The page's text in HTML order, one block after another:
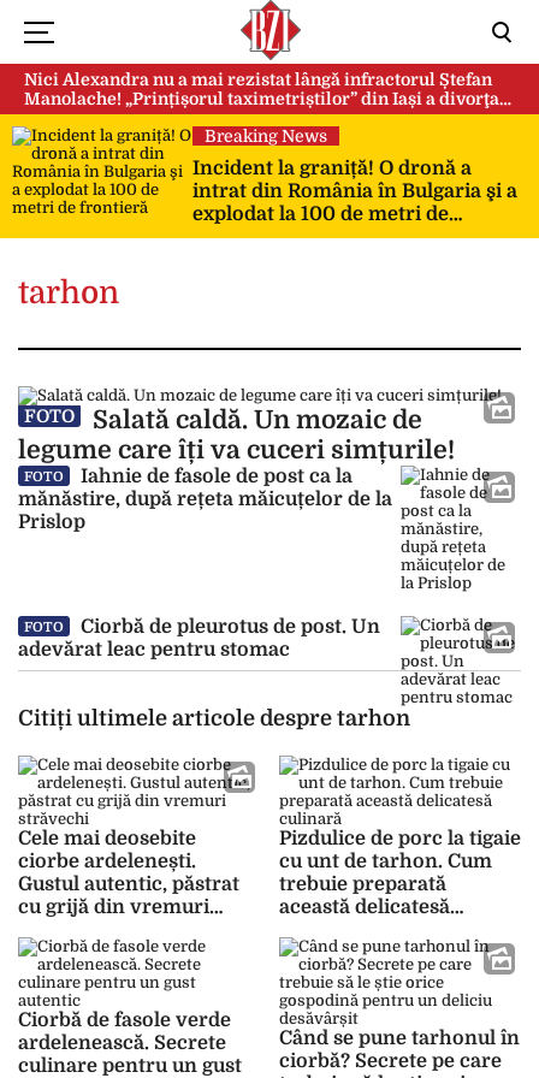
Nici Alexandra nu a mai rezistat lângă infractorul Ștefan
Manolache! „Prințișorul taximetriștilor” din Iași a divorţat
după doi ani de căsnicie
Breaking News
Incident la graniță! O dronă a
intrat din România în Bulgaria şi a
explodat la 100 de metri de
frontieră
tarhon
FOTO
Salată caldă. Un mozaic de
legume care îți va cuceri simțurile!
FOTO
Iahnie de fasole de post ca la
mănăstire, după rețeta măicuțelor de la
Prislop
FOTO
Ciorbă de pleurotus de post. Un
adevărat leac pentru stomac
Citiți ultimele articole despre tarhon
Cele mai deosebite
ciorbe ardelenești.
Gustul autentic, păstrat
cu grijă din vremuri
Pizdulice de porc la tigaie
cu unt de tarhon. Cum
trebuie preparată
această delicatesă
Ciorbă de fasole verde
ardelenească. Secrete
culinare pentru un gust
Când se pune tarhonul în
ciorbă? Secrete pe care